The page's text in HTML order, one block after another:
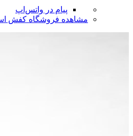
پیام در واتس‌اپ
مشاهده فروشگاه کفش